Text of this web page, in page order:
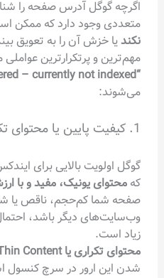
اگرچه گوگل آدرس صفحه را
متعددی وجود دارد که ممکن
نکندیا خزش آن را به تعویق
مهم‌ترین و پرتکرارترین عواملی
“Discovered – currently not indexed”
می‌شوند:
1. کیفیت پایین یا محتوای تکراری
گوگل اولویت بالایی برای
که محتوای یونیک، مفید و با
صفحه شما کم‌حجم، ناقص یا
وب‌سایت‌های دیگر باشد،
زیاد است.
محتوای تکراری یا Thin Content
شدن این ارور در سرچ کنسول